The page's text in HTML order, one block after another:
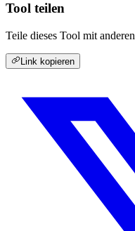
Tool teilen
Teile dieses Tool mit anderen
Link kopieren